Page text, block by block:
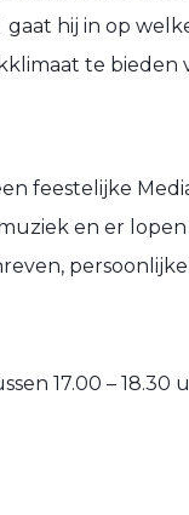
gaat hij in op
te bieden
feestelijke
en er
17.00 – 18.30